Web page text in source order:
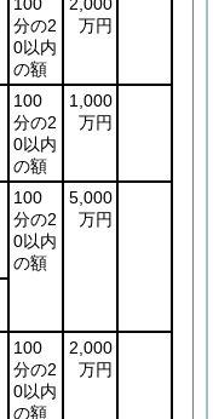
分の2
0以内
の額
万円
100
分の2
0以内
の額
1,000
万円
100
分の2
0以内
の額
5,000
万円
100
分の2
0以内
の額
2,000
万円